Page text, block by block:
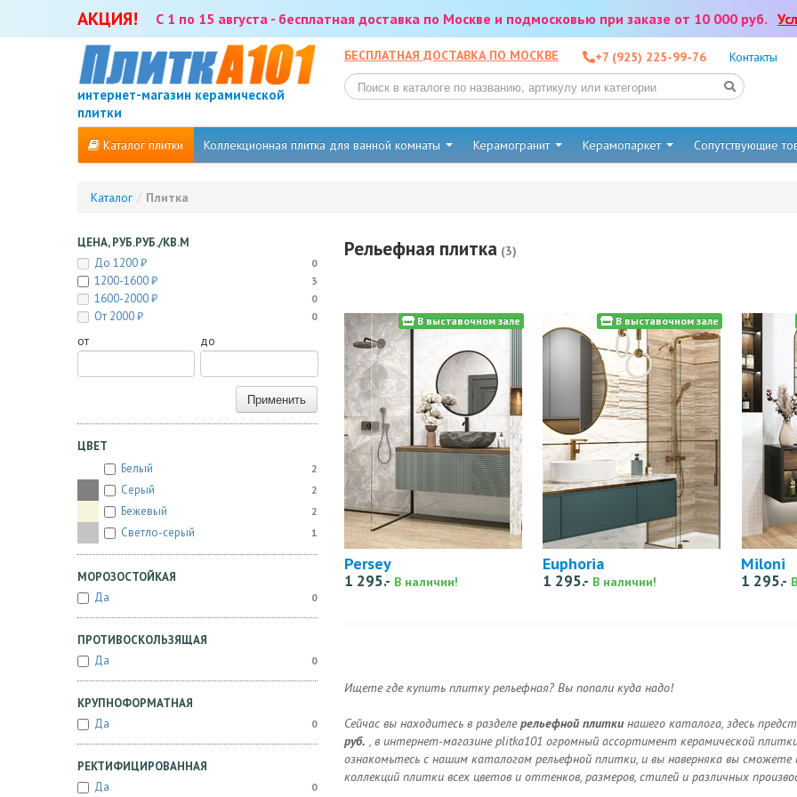
АКЦИЯ! С 1 по 15 августа - бесплатная доставка по Москве и подмосковью при заказе от 10 000 руб.
интернет-магазин керамической
плитки
БЕСПЛАТНАЯ ДОСТАВКА ПО МОСКВЕ +7 (925) 225-99-76 Контакты
Каталог плитки Коллекционная плитка для ванной комнаты Керамогранит Керамопаркет Сопутствующие
Каталог / Плитка
ЦЕНА, РУБ.РУБ./КВ.М
До 1200 ₽
0
1200-1600 ₽ 3
1600-2000 ₽ 0
От 2000 ₽ 0
от до
Применить
ЦВЕТ
Белый
2
Серый 2
Бежевый 2
Светло-серый 1
МОРОЗОСТОЙКАЯ
Да
0
ПРОТИВОСКОЛЬЗЯЩАЯ
Да
0
КРУПНОФОРМАТНАЯ
Да
0
РЕКТИФИЦИРОВАННАЯ
Да
0
Рельефная плитка (3)
Persey
1 295.- В наличии!
В выставочном зале
Euphoria
1 295.- В наличии!
В выставочном зале
Miloni
1 295.-
Ищете где купить плитку рельефная? Вы попали куда надо!
Сейчас вы находитесь в разделерельефной плитки нашего каталога, здесь
руб. , в интернет-магазине plitka101 огромный ассортимент керамической
ознакомьтесь с нашим каталогом рельефной плитки, и вы наверняка вы
коллекций плитки всех цветов и оттенков, размеров, стилей и различных